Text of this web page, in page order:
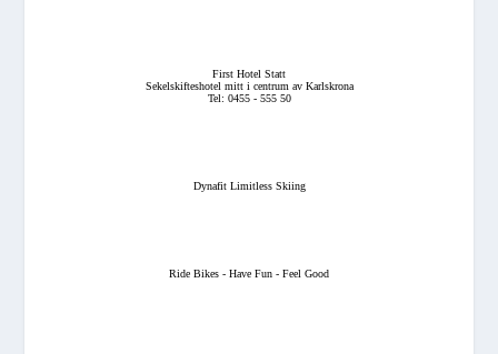
First Hotel Statt
Sekelskifteshotel mitt i centrum av Karlskrona
Tel: 0455 - 555 50
Dynafit Limitless Skiing
Ride Bikes - Have Fun - Feel Good